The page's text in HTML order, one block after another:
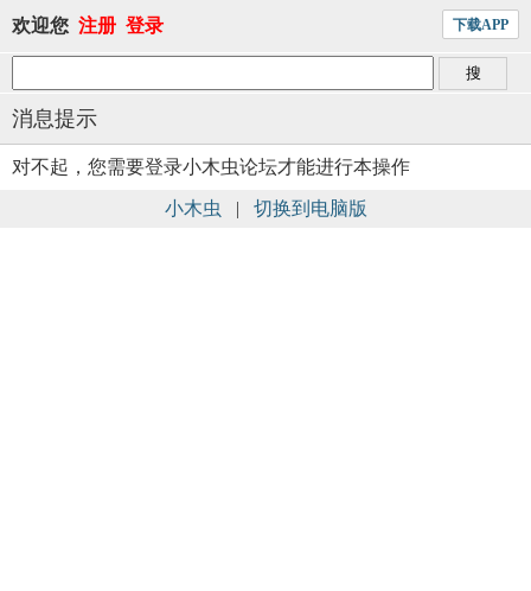
欢迎您 注册 登录 下载APP
消息提示
对不起，您需要登录小木虫论坛才能进行本操作
小木虫 | 切换到电脑版